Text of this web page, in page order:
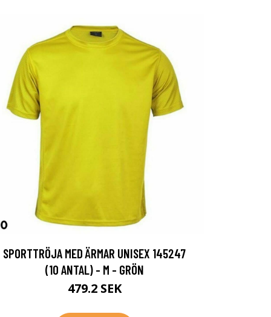
SPORTTRÖJA MED ÄRMAR UNISEX 145247
(10 ANTAL) - M - GRÖN
479.2 SEK